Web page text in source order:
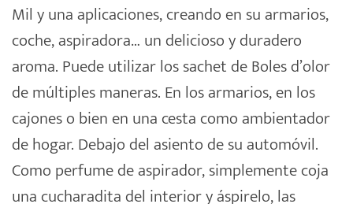
Mil y una aplicaciones, creando en su armarios,
coche, aspiradora… un delicioso y duradero
aroma. Puede utilizar lossachet deBoles d’olor
de múltiples maneras. En los armarios, en los
cajones o bien en una cesta como ambientador
de hogar. Debajo del asiento de su automóvil.
Como perfume de aspirador, simplemente coja
una cucharadita del interior y áspirelo, las